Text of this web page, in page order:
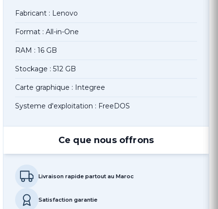
Fabricant : Lenovo
Format : All-in-One
RAM : 16 GB
Stockage : 512 GB
Carte graphique : Integree
Systeme d'exploitation : FreeDOS
Ce que nous offrons
Livraison rapide partout au Maroc
Satisfaction garantie